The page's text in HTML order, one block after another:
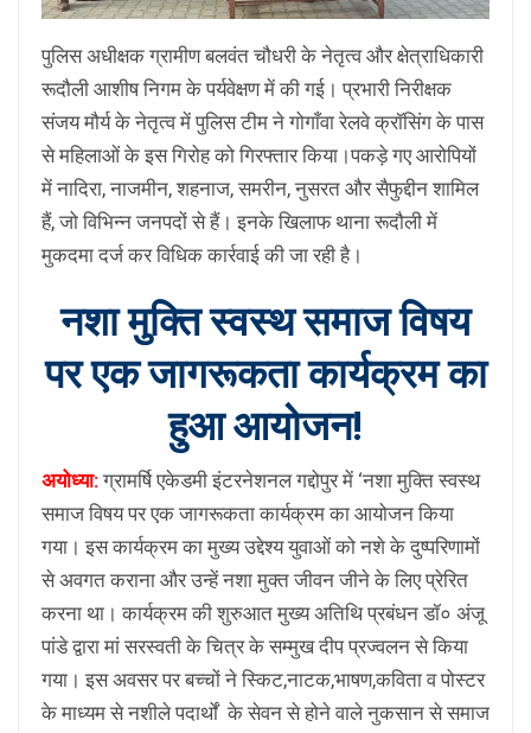
पुलिस अधीक्षक ग्रामीण बलवंत चौधरी के नेतृत्व और क्षेत्राधिकारी
रूदौली आशीष निगम के पर्यवेक्षण में की गई। प्रभारी निरीक्षक
संजय मौर्य के नेतृत्व में पुलिस टीम ने गोगाँवा रेलवे क्रॉसिंग के पास
से महिलाओं के इस गिरोह को गिरफ्तार किया।पकड़े गए आरोपियों
में नादिरा, नाजमीन, शहनाज, समरीन, नुसरत और सैफुद्दीन शामिल
हैं, जो विभिन्न जनपदों से हैं। इनके खिलाफ थाना रूदौली में
मुकदमा दर्ज कर विधिक कार्रवाई की जा रही है।
नशा मुक्ति स्वस्थ समाज विषय
पर एक जागरूकता कार्यक्रम का
हुआ आयोजन!
अयोध्या:ग्रामर्षि एकेडमी इंटरनेशनल गद्दोपुर में ‘नशा मुक्ति स्वस्थ
समाज विषय पर एक जागरूकता कार्यक्रम का आयोजन किया
गया। इस कार्यक्रम का मुख्य उद्देश्य युवाओं को नशे के दुष्परिणामों
से अवगत कराना और उन्हें नशा मुक्त जीवन जीने के लिए प्रेरित
करना था। कार्यक्रम की शुरुआत मुख्य अतिथि प्रबंधन डॉ० अंजू
पांडे द्वारा मां सरस्वती के चित्र के सम्मुख दीप प्रज्वलन से किया
गया। इस अवसर पर बच्चों ने स्किट,नाटक,भाषण,कविता व पोस्टर
के माध्यम से नशीले पदार्थों के सेवन से होने वाले नुकसान से समाज